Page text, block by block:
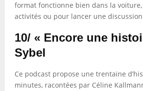
format fonctionne bien dans la
activités ou pour lancer une discussion
10/ « Encore une
Sybel
Ce podcast propose une trentaine
minutes, racontées par Céline